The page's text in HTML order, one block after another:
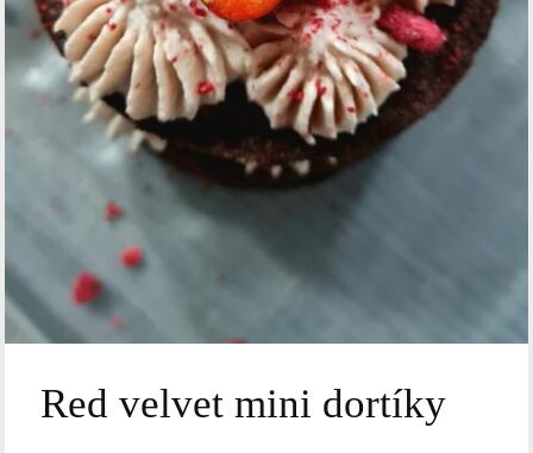
Red velvet mini dortíky